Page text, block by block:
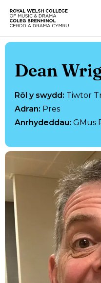
Neidio i’r prif gynnwys
Dean
Rôl y swydd: Tiwtor
Adran: Pres
Anrhydeddau: GMus